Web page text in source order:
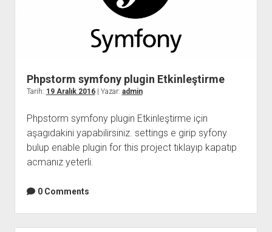
Phpstorm symfony plugin Etkinleştirme
Tarih: 19 Aralık 2016| Yazar: admin
Phpstorm symfony plugin Etkinleştirme için
aşagıdakini yapabilirsiniz. settings e girip syfony
bulup enable plugin for this project tıklayıp kapatıp
acmanız yeterli.
0 Comments